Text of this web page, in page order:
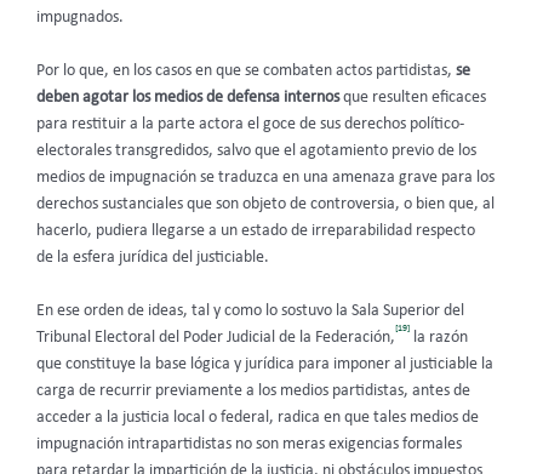
impugnados.
Por lo que, en los casos en que se combaten actos partidistas, se
deben agotar los medios de defensa internosque resulten eficaces
para restituir a la parte actora el goce de sus derechos político-
electorales transgredidos, salvo que el agotamiento previo de los
medios de impugnación se traduzca en una amenaza grave para los
derechos sustanciales que son objeto de controversia, o bien que, al
hacerlo, pudiera llegarse a un estado de irreparabilidad respecto
de la esfera jurídica del justiciable.
En ese orden de ideas, tal y como lo sostuvo la Sala Superior del
Tribunal Electoral del Poder Judicial de la Federación,
[19]
la razón
que constituye la base lógica y jurídica para imponer al justiciable la
carga de recurrir previamente a los medios partidistas, antes de
acceder a la justicia local o federal, radica en que tales medios de
impugnación intrapartidistas no son meras exigencias formales
para retardar la impartición de la justicia, ni obstáculos impuestos